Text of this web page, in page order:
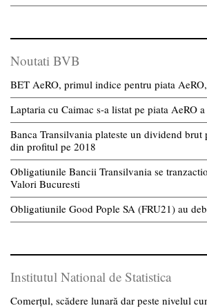
Noutati BVB
BET AeRO, primul indice pentru piata
Laptaria cu Caimac s-a listat pe piata AeRO
Banca Transilvania plateste un dividend brut
din profitul pe 2018
Obligatiunile Bancii Transilvania se
Valori Bucuresti
Obligatiunile Good Pople SA (FRU21) au
Institutul National de Statistica
Comerțul, scădere lunară dar peste nivelul